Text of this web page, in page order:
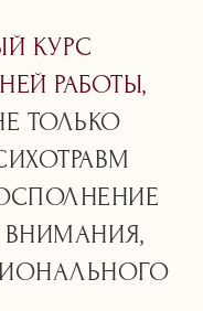
КУРС
РАБОТЫ,
ТОЛЬКО